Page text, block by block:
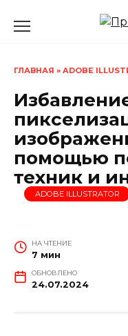
ГЛАВНАЯ » ADOBE
помощью
техник и
ADOBE ILLUSTRATOR
НА ЧТЕНИЕ
7 мин
ОБНОВЛЕНО
24.07.2024